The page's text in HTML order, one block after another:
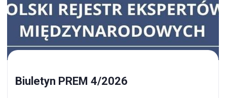
Biuletyn PREM 4/2026